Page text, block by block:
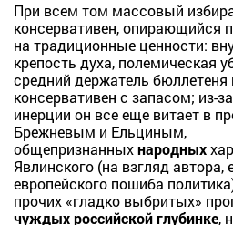
При всем том массовый
консервативен, опирающийся
на традиционные ценности:
крепость духа, полемическая
средний держатель бюллетеня
консервативен с запасом; из-
инерции он все еще витает в
Брежневым и Ельциным,
общепризнанныхнародных
Явлинского (на взгляд автора,
европейского пошиба
прочих «гладко выбритых»
чуждых российской глубинке,